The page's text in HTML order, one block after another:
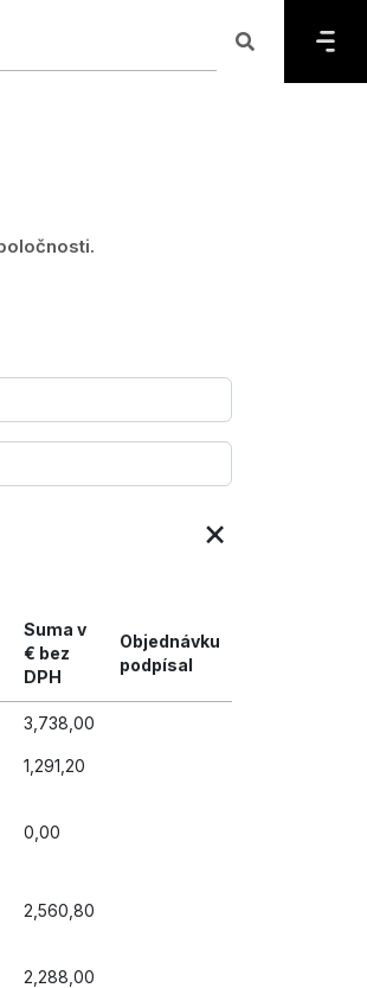
×
Suma v
€ bez
DPH
Objednávku
podpísal
3,738,00
1,291,20
0,00
2,560,80
2,288,00